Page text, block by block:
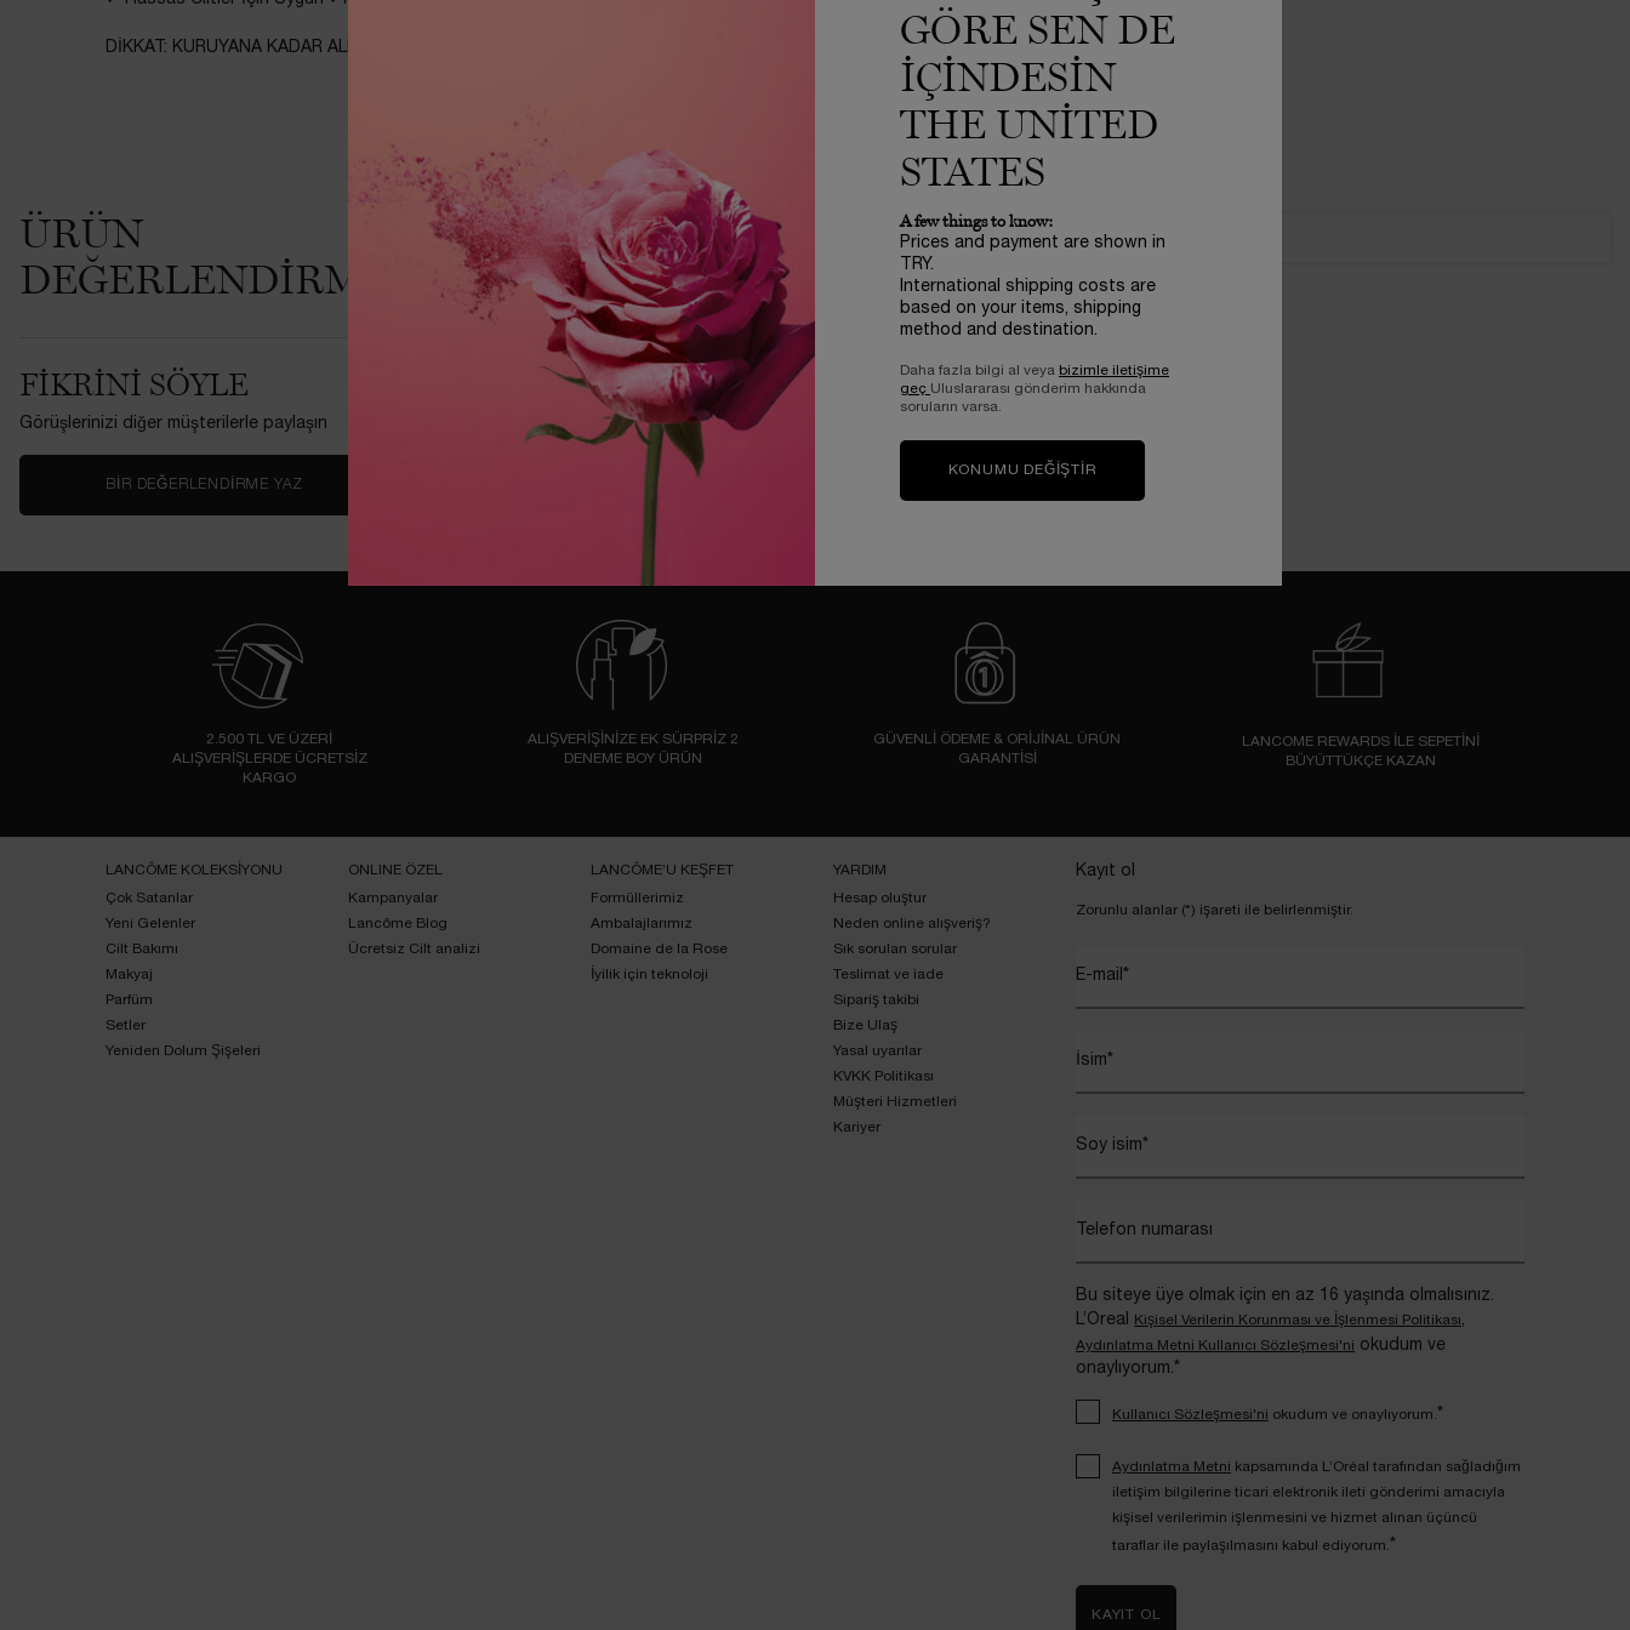
DİKKAT: KURUYANA KADAR ALEVLENİR. ATEŞ, ALEV VE ISI KAYNAKLARININ YAKININDA KULLANMAYINIZ
ÜRÜN
DEĞERLENDIRMELERI
FIKRINI SÖYLE
Görüşlerinizi diğer müşterilerle paylaşın
BIR DEĞERLENDIRME YAZ
Şu anda herhangi bir inceleme yok.
Bu ürünü ilk inceleyen siz olun
2.500 TL VE ÜZERİ
ALIŞVERİŞLERDE ÜCRETSİZ
KARGO
ALIŞVERİŞİNİZE EK SÜRPRİZ 2
DENEME BOY ÜRÜN
GÜVENLİ ÖDEME & ORİJİNAL ÜRÜN
GARANTİSİ
LANCOME REWARDS İLE SEPETİNİ
BÜYÜTTÜKÇE KAZAN
LANCÔME KOLEKSİYONU
Çok Satanlar
Yeni Gelenler
Cilt Bakımı
Makyaj
Parfüm
Setler
Yeniden Dolum Şişeleri
ONLINE ÖZEL
Kampanyalar
Lancôme Blog
Ücretsiz Cilt analizi
LANCÔME’U KEŞFET
Formüllerimiz
Ambalajlarımız
Domaine de la Rose
İyilik için teknoloji
YARDIM
Hesap oluştur
Neden online alışveriş?
Sık sorulan sorular
Teslimat ve iade
Sipariş takibi
Bize Ulaş
Yasal uyarılar
KVKK Politikası
Müşteri Hizmetleri
Kariyer
Kayıt ol
Zorunlu alanlar (*) işareti ile belirlenmiştir.
E-mail *
İsim*
Soy isim*
Telefon numarası
Bu siteye üye olmak için en az 16 yaşında olmalısınız.
L’Oreal
Kişisel Verilerin Korunması ve İşlenmesi Politikası,
Aydınlatma Metni Kullanıcı Sözleşmesi'ni okudum ve
onaylıyorum.*
Kullanıcı Sözleşmesi'ni okudum ve onaylıyorum.*
Aydınlatma Metni kapsamında L’Oréal tarafından sağladığım
iletişim bilgilerine ticari elektronik ileti gönderimi amacıyla
kişisel verilerimin işlenmesini ve hizmet alınan üçüncü
taraflar ile paylaşılmasını kabul ediyorum.*
KAYIT OL
GÖRE SEN DE
IÇINDESIN
THE UNITED
STATES
A few things to know:
Prices and payment are shown in
TRY.
International shipping costs are
based on your items, shipping
method and destination.
Daha fazla bilgi al veya bizimle iletişime
geç Uluslararası gönderim hakkında
soruların varsa.
KONUMU DEĞIŞTIR